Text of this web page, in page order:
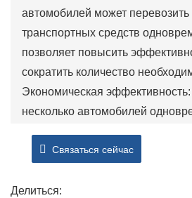
автомобилей может перевозить
транспортных средств
позволяет повысить
сократить количество
Экономическая
несколько автомобилей
рабочую силу, что делает эту
транспортных компаний.
Связаться сейчас
Делиться: